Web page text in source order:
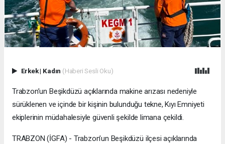
Erkek| Kadın (Haberi Sesli Oku)
Trabzon’un Beşikdüzü açıklarında makine arızası nedeniyle
sürüklenen ve içinde bir kişinin bulunduğu tekne, Kıyı Emniyeti
ekiplerinin müdahalesiyle güvenli şekilde limana çekildi.
TRABZON (İGFA) - Trabzon’un Beşikdüzü ilçesi açıklarında